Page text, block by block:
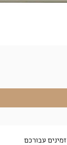
זמינים עבורכם